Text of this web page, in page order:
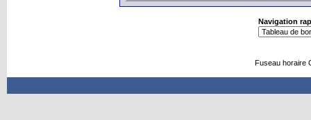
Navigation
Fuseau horaire